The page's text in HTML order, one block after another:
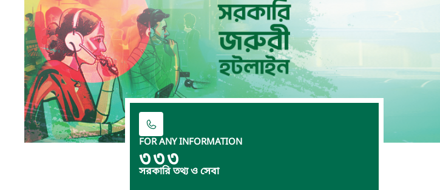
FOR ANY INFORMATION
৩৩৩
সরকারি তথ্য ও সেবা